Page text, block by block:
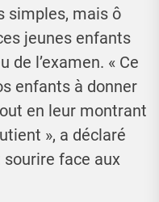
simples, mais ô
jeunes enfants
de l’examen. « Ce
enfants à donner
en leur montrant
», a déclaré
face aux